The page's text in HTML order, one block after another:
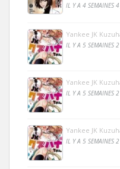
IL Y A 4 SEMAINES
Yankee JK
IL Y A 5 SEMAINES 2
Yankee JK
IL Y A 5 SEMAINES 2
Yankee JK
IL Y A 5 SEMAINES 2